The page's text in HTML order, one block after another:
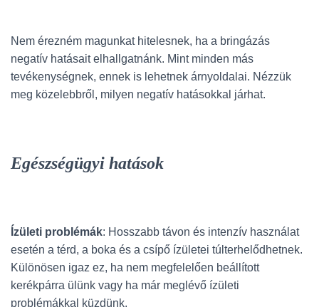
Nem érezném magunkat hitelesnek, ha a bringázás
negatív hatásait elhallgatnánk. Mint minden más
tevékenységnek, ennek is lehetnek árnyoldalai. Nézzük
meg közelebbről, milyen negatív hatásokkal járhat.
Egészségügyi hatások
Ízületi problémák: Hosszabb távon és intenzív használat
esetén a térd, a boka és a csípő ízületei túlterhelődhetnek.
Különösen igaz ez, ha nem megfelelően beállított
kerékpárra ülünk vagy ha már meglévő ízületi
problémákkal küzdünk.